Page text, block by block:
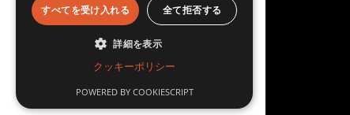
すべてを受け入れる 全て拒否する
詳細を表示
クッキーポリシー
POWERED BY COOKIESCRIPT